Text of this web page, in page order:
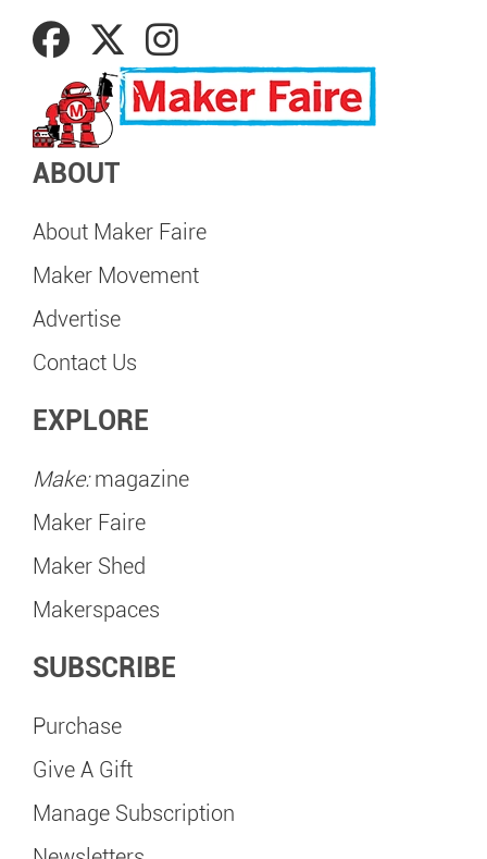
ABOUT
About Maker Faire
Maker Movement
Advertise
Contact Us
EXPLORE
Make:magazine
Maker Faire
Maker Shed
Makerspaces
SUBSCRIBE
Purchase
Give A Gift
Manage Subscription